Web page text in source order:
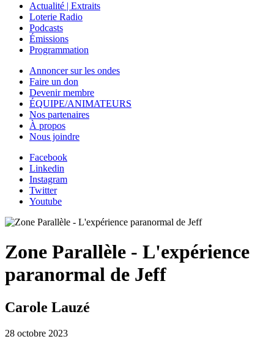
Actualité | Extraits
Loterie Radio
Podcasts
Émissions
Programmation
Annoncer sur les ondes
Faire un don
Devenir membre
ÉQUIPE/ANIMATEURS
Nos partenaires
À propos
Nous joindre
Facebook
Linkedin
Instagram
Twitter
Youtube
Zone Parallèle - L'expérience
paranormal de Jeff
Carole Lauzé
28 octobre 2023